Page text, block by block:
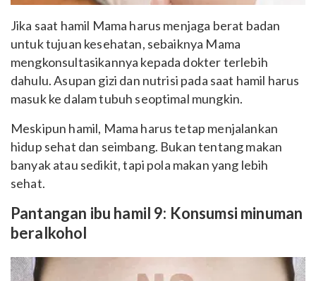
Jika saat hamil Mama harus menjaga berat badan
untuk tujuan kesehatan, sebaiknya Mama
mengkonsultasikannya kepada dokter terlebih
dahulu.Asupan gizi dan nutrisi pada saat hamil harus
masuk ke dalam tubuh seoptimal mungkin.
Meskipun hamil, Mama harus tetap menjalankan
hidup sehat dan seimbang. Bukan tentang makan
banyak atau sedikit, tapi pola makan yang lebih
sehat.
Pantangan ibu hamil 9: Konsumsi minuman
beralkohol